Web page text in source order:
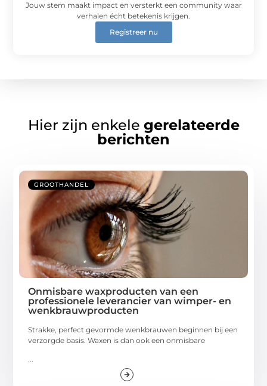
Jouw stem maakt impact en versterkt een community waar
verhalen écht betekenis krijgen.
Registreer nu
Hier zijn enkele gerelateerde
berichten
GROOTHANDEL
Onmisbare waxproducten van een
professionele leverancier van wimper- en
wenkbrauwproducten
Strakke, perfect gevormde wenkbrauwen beginnen bij een
verzorgde basis. Waxen is dan ook een onmisbare
...